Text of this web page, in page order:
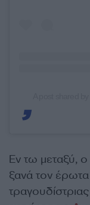
Εν τω μεταξύ,
ξανά τον